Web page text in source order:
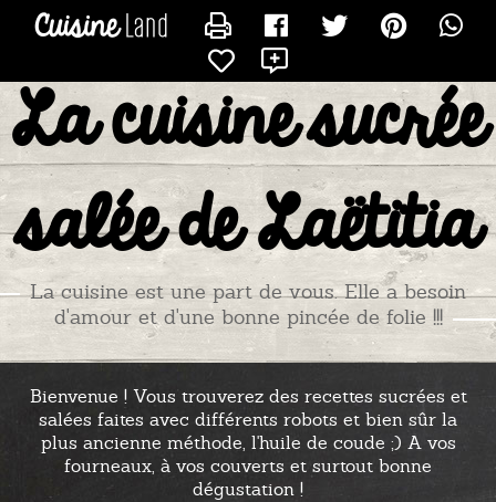
La cuisine sucrée
salée de Laëtitia
La cuisine est une part de vous. Elle a besoin
d'amour et d'une bonne pincée de folie !!!
Bienvenue ! Vous trouverez des recettes sucrées et
salées faites avec différents robots et bien sûr la
plus ancienne méthode, l'huile de coude ;) A vos
fourneaux, à vos couverts et surtout bonne
dégustation !
CONTACTER TITIADU25